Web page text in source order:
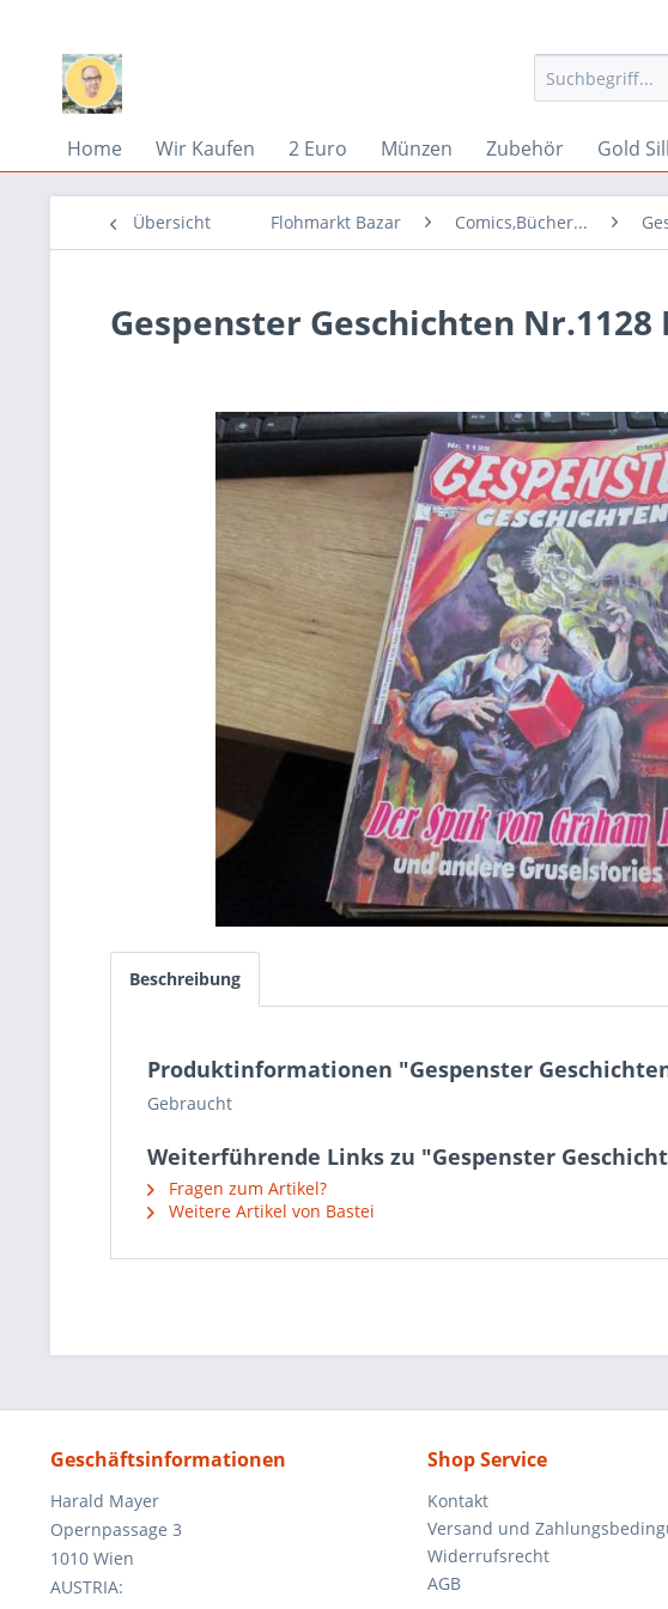
Home Wir Kaufen 2 Euro Münzen Zubehör Gold
Übersicht Flohmarkt Bazar Comics,Bücher...
Gespenster Geschichten Nr.1128
Beschreibung
Produktinformationen "Gespenster
Gebraucht
Weiterführende Links zu "Gespenster
Fragen zum Artikel?
Weitere Artikel von Bastei
Geschäftsinformationen
Harald Mayer
Opernpassage 3
1010 Wien
AUSTRIA:
Shop Service
Kontakt
Versand und
Widerrufsrecht
AGB